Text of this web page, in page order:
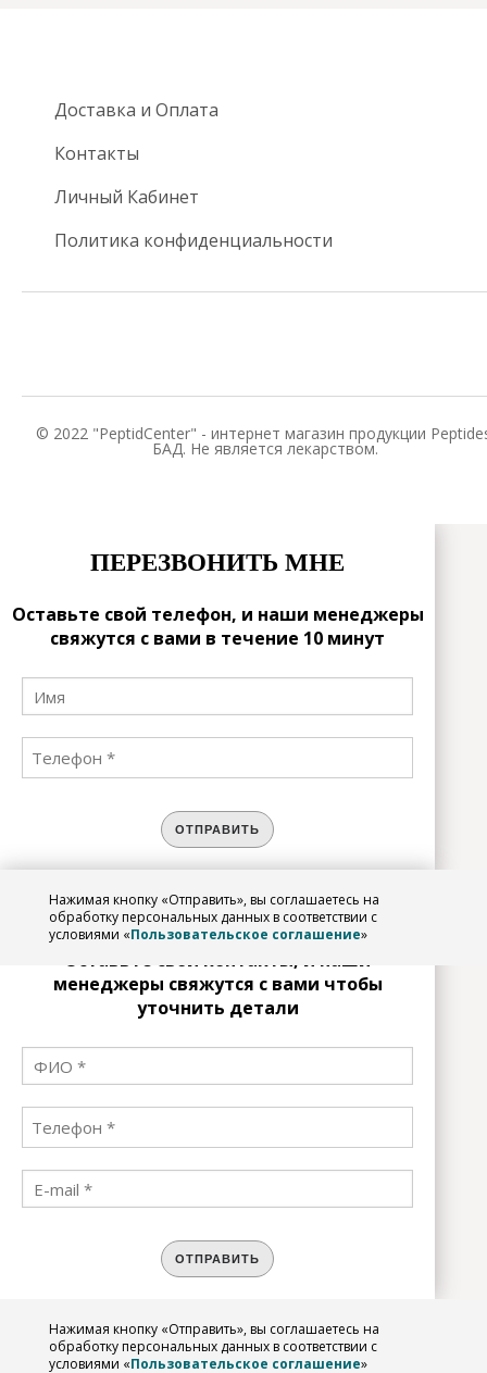
Доставка и Оплата
Контакты
Личный Кабинет
Политика конфиденциальности
© 2022 "PeptidCenter" - интернет магазин продукции
БАД. Не является лекарством.
ПЕРЕЗВОНИТЬ МНЕ
Оставьте свой телефон, и наши менеджеры
свяжутся с вами в течение 10 минут
ОТПРАВИТЬ
Нажимая кнопку «Отправить», вы соглашаетесь на
обработку персональных данных в соответствии с
условиями «Пользовательское соглашение»
ЗАРЕГИСТРИРОВАТЬСЯ
Оставьте свои контакты, и наши
менеджеры свяжутся с вами чтобы
уточнить детали
ОТПРАВИТЬ
Нажимая кнопку «Отправить», вы соглашаетесь на
обработку персональных данных в соответствии с
условиями «Пользовательское соглашение»